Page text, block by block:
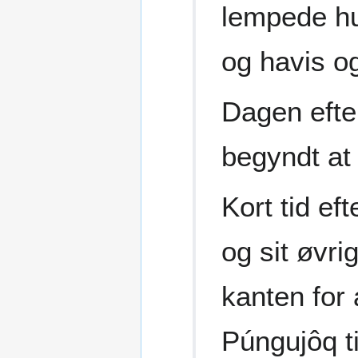
lempede
og havis
Dagen
begyndt
Kort tid
og sit
kanten for
Púngujôq